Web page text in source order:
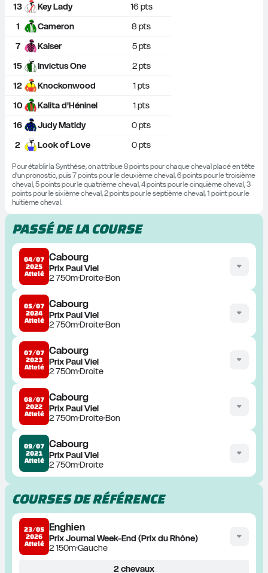
13
Key Lady 16 pts
1
Cameron 8 pts
7
Kaiser 5 pts
15
Invictus One 2 pts
12
Knockonwood 1 pts
10
Kalita d'Héninel 1 pts
16
Judy Matidy 0 pts
2
Look of Love 0 pts
Pour établir la Synthèse, on attribue 8 points pour chaque cheval placé en tête
d'un pronostic, puis 7 points pour le deuxième cheval, 6 points pour le troisième
cheval, 5 points pour le quatrième cheval, 4 points pour le cinquième cheval, 3
points pour le sixième cheval, 2 points pour le septième cheval, 1 point pour le
huitième cheval.
PASSÉ DE LA COURSE
04/07
2025
Attelé
Cabourg
Prix Paul Viel
2 750mDroiteBon
05/07
2024
Attelé
Cabourg
Prix Paul Viel
2 750mDroiteBon
07/07
2023
Attelé
Cabourg
Prix Paul Viel
2 750mDroite
08/07
2022
Attelé
Cabourg
Prix Paul Viel
2 750mDroiteBon
09/07
2021
Attelé
Cabourg
Prix Paul Viel
2 750mDroite
COURSES DE RÉFÉRENCE
23/05
2026
Attelé
Enghien
Prix Journal Week-End (Prix du Rhône)
2 150mGauche
2chevaux